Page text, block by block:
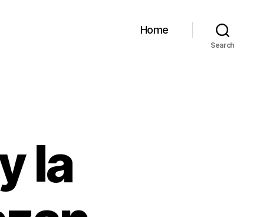
Home
Search
la